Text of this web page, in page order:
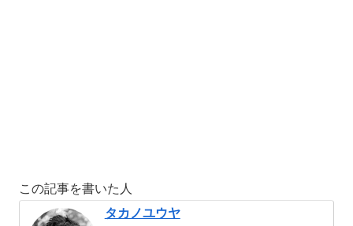
この記事を書いた人
タカノユウヤ